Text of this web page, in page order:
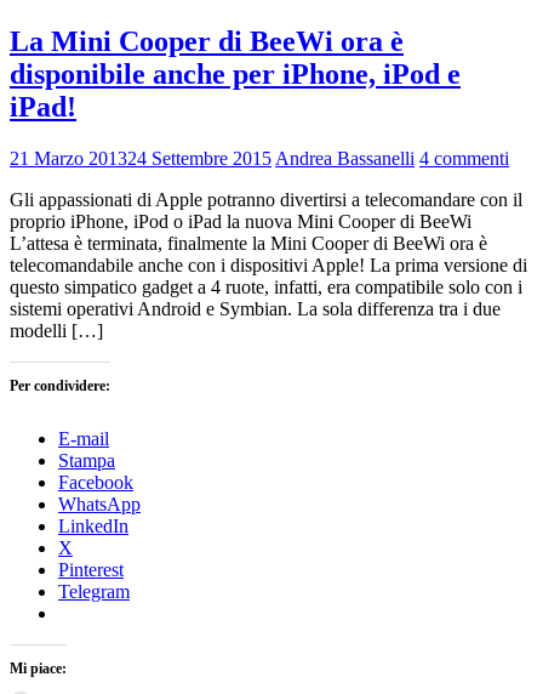
La Mini Cooper di BeeWi ora è
disponibile anche per iPhone, iPod e
iPad!
21 Marzo 201324 Settembre 2015 Andrea Bassanelli 4 commenti
Gli appassionati di Apple potranno divertirsi a telecomandare con il
proprio iPhone, iPod o iPad la nuova Mini Cooper di BeeWi
L’attesa è terminata, finalmente la Mini Cooper di BeeWi ora è
telecomandabile anche con i dispositivi Apple! La prima versione di
questo simpatico gadget a 4 ruote, infatti, era compatibile solo con i
sistemi operativi Android e Symbian. La sola differenza tra i due
modelli […]
Per condividere:
E-mail
Stampa
Facebook
WhatsApp
LinkedIn
X
Pinterest
Telegram
Mi piace: